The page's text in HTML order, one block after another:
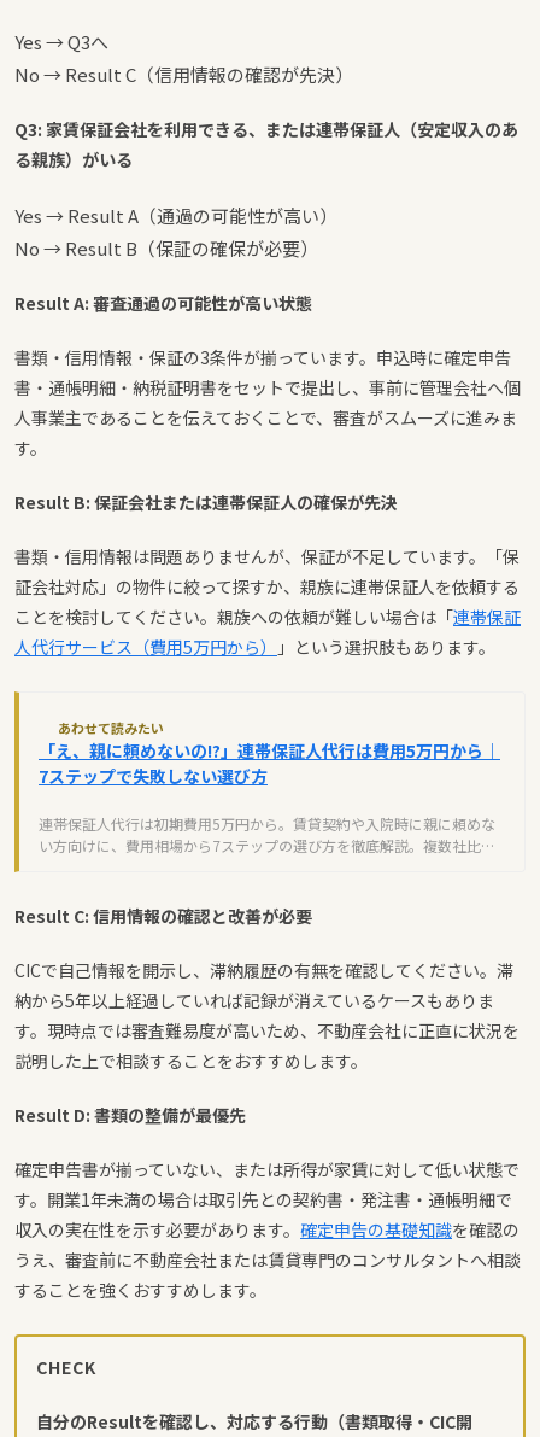
Yes → Q3へ
No → Result C（信用情報の確認が先決）
Q3: 家賃保証会社を利用できる、または連帯保証人（安定収入のあ
る親族）がいる
Yes → Result A（通過の可能性が高い）
No → Result B（保証の確保が必要）
Result A: 審査通過の可能性が高い状態
書類・信用情報・保証の3条件が揃っています。申込時に確定申告
書・通帳明細・納税証明書をセットで提出し、事前に管理会社へ個
人事業主であることを伝えておくことで、審査がスムーズに進みま
す。
Result B: 保証会社または連帯保証人の確保が先決
書類・信用情報は問題ありませんが、保証が不足しています。「保
証会社対応」の物件に絞って探すか、親族に連帯保証人を依頼する
ことを検討してください。親族への依頼が難しい場合は「連帯保証
人代行サービス（費用5万円から）
」という選択肢もあります。
あわせて読みたい
「え、親に頼めないの!?」連帯保証人代行は費用5万円から｜
7ステップで失敗しない選び方
連帯保証人代行は初期費用5万円から。賃貸契約や入院時に親に頼めな
い方向けに、費用相場から7ステップの選び方を徹底解説。複数社比較
Result C: 信用情報の確認と改善が必要
CICで自己情報を開示し、滞納履歴の有無を確認してください。滞
納から5年以上経過していれば記録が消えているケースもありま
す。現時点では審査難易度が高いため、不動産会社に正直に状況を
説明した上で相談することをおすすめします。
Result D: 書類の整備が最優先
確定申告書が揃っていない、または所得が家賃に対して低い状態で
す。開業1年未満の場合は取引先との契約書・発注書・通帳明細で
収入の実在性を示す必要があります。 確定申告の基礎知識を確認の
うえ、審査前に不動産会社または賃貸専門のコンサルタントへ相談
することを強くおすすめします。
CHECK
自分のResultを確認し、対応する行動（書類取得・CIC開